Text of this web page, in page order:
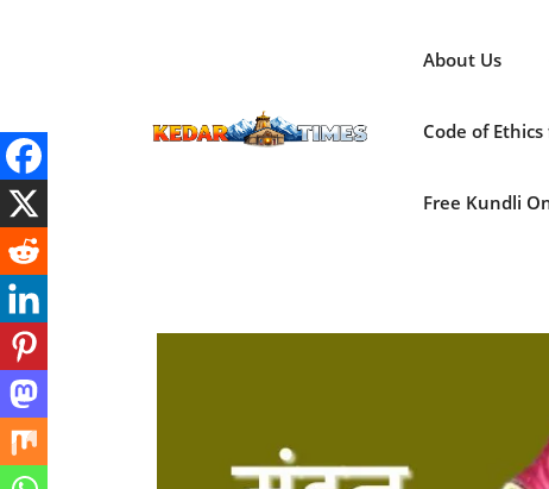
About Us
Code of
Free Kundli